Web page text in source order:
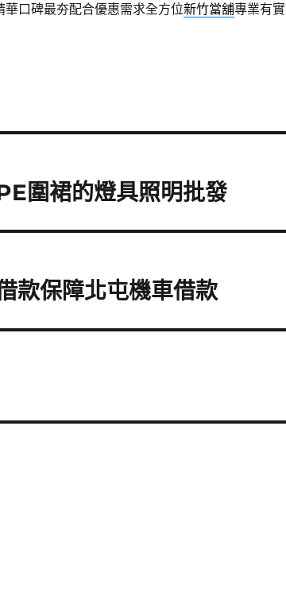
口碑最夯配合優惠需求全方位新竹當舖專業有實
圍裙的燈具照明批發
款保障北屯機車借款